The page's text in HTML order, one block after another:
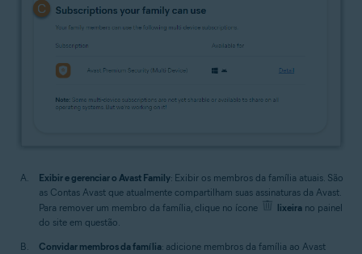
Exibir e gerenciar o Avast Family: Exibir os membros da família atuais. São
as Contas Avast que atualmente compartilham suas assinaturas da Avast.
Para remover um membro da família, clique no ícone
lixeirano painel
do site em questão.
Convidar membros da família: adicione membros da família ao Avast